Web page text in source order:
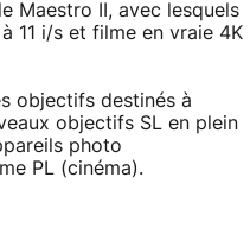
Maestro II, avec lesquels
11 i/s et filme en vraie 4K
objectifs destinés à
objectifs SL en plein
photo
PL (cinéma).